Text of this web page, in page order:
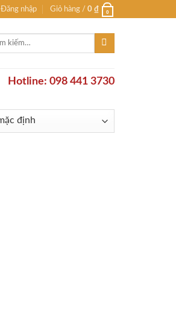
Đăng nhập Giỏ hàng / 0 ₫ 0
Hotline: 098 441 3730